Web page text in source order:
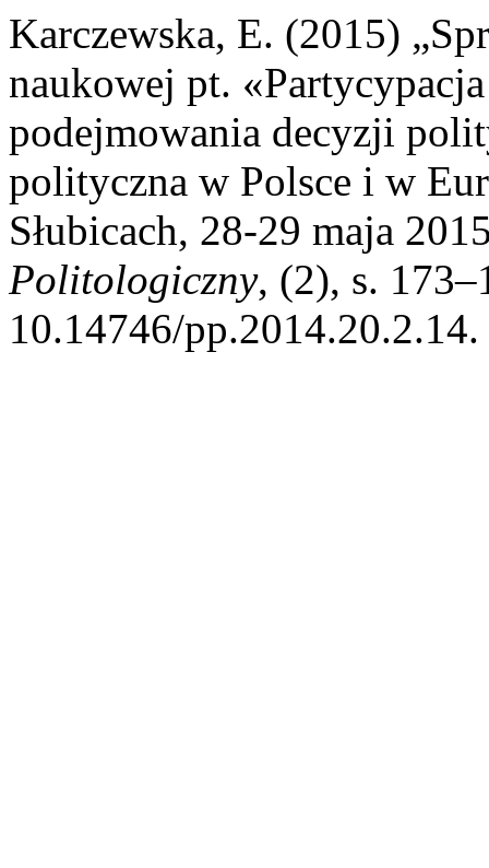
Karczewska, E. (2015)
naukowej pt.
podejmowania decyzji
polityczna w Polsce i w
Słubicach, 28-29 maja
Politologiczny, (2), s.
10.14746/pp.2014.20.2.14.